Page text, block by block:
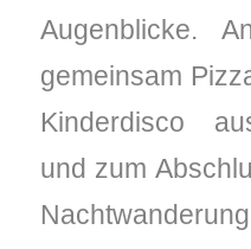
Augenblicke.
gemeinsam
Kinderdisco
und zum